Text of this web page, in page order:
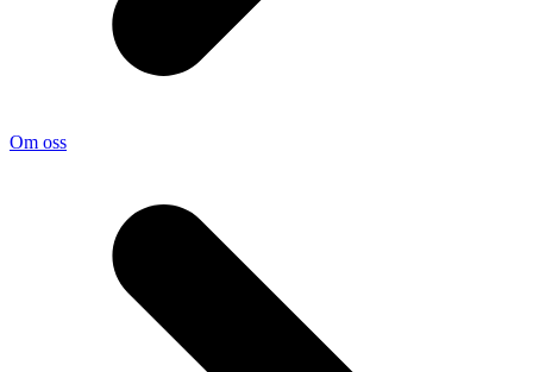
Om oss